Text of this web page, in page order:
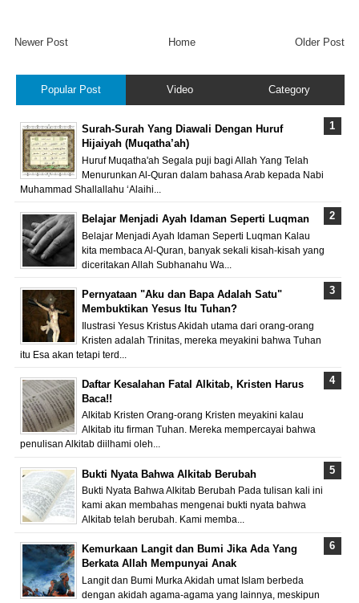
Newer Post Older Post
Home
Popular Post Video Category
Surah-Surah Yang Diawali Dengan Huruf
Hijaiyah (Muqatha’ah)
Huruf Muqatha'ah Segala puji bagi Allah Yang Telah
Menurunkan Al-Quran dalam bahasa Arab kepada Nabi
Muhammad Shallallahu ‘Alaihi...
Belajar Menjadi Ayah Idaman Seperti Luqman
Belajar Menjadi Ayah Idaman Seperti Luqman Kalau
kita membaca Al-Quran, banyak sekali kisah-kisah yang
diceritakan Allah Subhanahu Wa...
Pernyataan "Aku dan Bapa Adalah Satu"
Membuktikan Yesus Itu Tuhan?
Ilustrasi Yesus Kristus Akidah utama dari orang-orang
Kristen adalah Trinitas, mereka meyakini bahwa Tuhan
itu Esa akan tetapi terd...
Daftar Kesalahan Fatal Alkitab, Kristen Harus
Baca!!
Alkitab Kristen Orang-orang Kristen meyakini kalau
Alkitab itu firman Tuhan. Mereka mempercayai bahwa
penulisan Alkitab diilhami oleh...
Bukti Nyata Bahwa Alkitab Berubah
Bukti Nyata Bahwa Alkitab Berubah Pada tulisan kali ini
kami akan membahas mengenai bukti nyata bahwa
Alkitab telah berubah. Kami memba...
Kemurkaan Langit dan Bumi Jika Ada Yang
Berkata Allah Mempunyai Anak
Langit dan Bumi Murka Akidah umat Islam berbeda
dengan akidah agama-agama yang lainnya, meskipun